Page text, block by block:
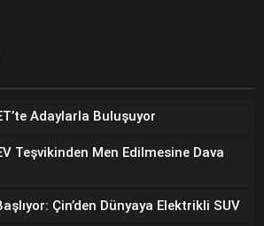
Adaylarla Buluşuyor
Teşvikinden Men Edilmesine Dava
Çin’den Dünyaya Elektrikli SUV